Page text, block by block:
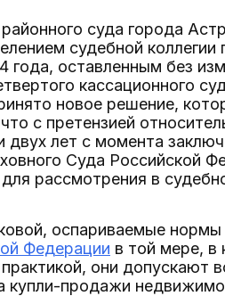
суда города
судебной
года, оставленным без
кассационного
новое решение,
с претензией
двух лет с момента
Суда Российской
рассмотрения в
оспариваемые нормы
Федерации в той мере, в
они допускают
купли-продажи